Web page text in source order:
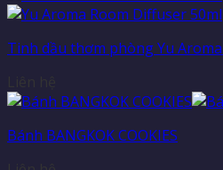
Tinh dầu thơm phòng Yu
Bánh BANGKOK COOKIES